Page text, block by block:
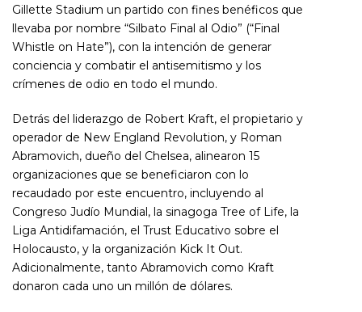
Gillette Stadium un partido con fines benéficos que
llevaba por nombre “Silbato Final al Odio” (“Final
Whistle on Hate”), con la intención de generar
conciencia y combatir el antisemitismo y los
crímenes de odio en todo el mundo.
Detrás del liderazgo de Robert Kraft, el propietario y
operador de New England Revolution, y Roman
Abramovich, dueño del Chelsea, alinearon 15
organizaciones que se beneficiaron con lo
recaudado por este encuentro, incluyendo al
Congreso Judío Mundial, la sinagoga Tree of Life, la
Liga Antidifamación, el Trust Educativo sobre el
Holocausto, y la organización Kick It Out.
Adicionalmente, tanto Abramovich como Kraft
donaron cada uno un millón de dólares.